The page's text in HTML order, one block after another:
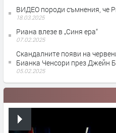
ВИДЕО породи съмнения, че
18.03.2025
Риана влезе в „Синя ера“
07.02.2025
Скандалните появи на
Бианка Ченсори през Джейн
05.02.2025